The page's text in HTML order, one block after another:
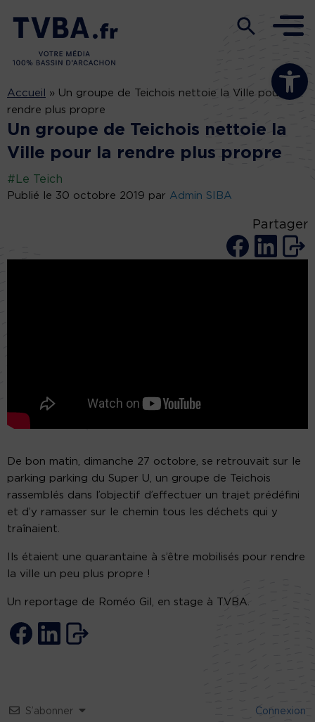
Ouvrir la
Accueil » Un groupe de Teichois nettoie la Ville pour la
rendre plus propre
Un groupe de Teichois nettoie la
Ville pour la rendre plus propre
#Le Teich
Publié le 30 octobre 2019 par Admin SIBA
Partager
De bon matin, dimanche 27 octobre, se retrouvait sur le
parking parking du Super U, un groupe de Teichois
rassemblés dans l’objectif d’effectuer un trajet prédéfini
et d’y ramasser sur le chemin tous les déchets qui y
traînaient.
Ils étaient une quarantaine à s’être mobilisés pour rendre
la ville un peu plus propre !
Un reportage de Roméo Gil, en stage à TVBA.
S’abonner Connexion